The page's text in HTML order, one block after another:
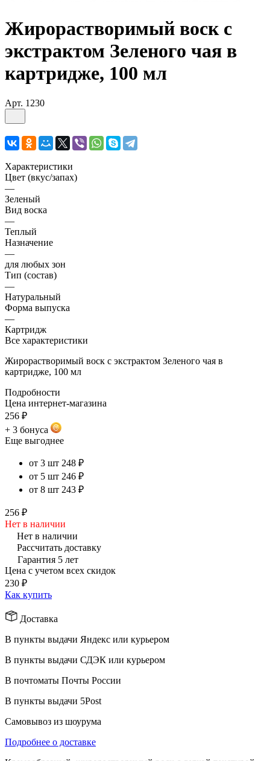
Жирорастворимый воск с
экстрактом Зеленого чая в
картридже, 100 мл
Арт. 1230
Характеристики
Цвет (вкус/запах)
—
Зеленый
Вид воска
—
Теплый
Назначение
—
для любых зон
Тип (состав)
—
Натуральный
Форма выпуска
—
Картридж
Все характеристики
Жирорастворимый воск с экстрактом Зеленого чая в
картридже, 100 мл
Подробности
Цена интернет-магазина
256 ₽
+ 3 бонуса
Еще выгоднее
от 3 шт 248 ₽
от 5 шт 246 ₽
от 8 шт 243 ₽
256 ₽
Нет в наличии
Нет в наличии
Рассчитать доставку
Гарантия 5 лет
Цена с учетом всех скидок
230 ₽
Как купить
Доставка
В пункты выдачи Яндекс или курьером
В пункты выдачи СДЭК или курьером
В почтоматы Почты России
В пункты выдачи 5Post
Самовывоз из шоурума
Подробнее о доставке